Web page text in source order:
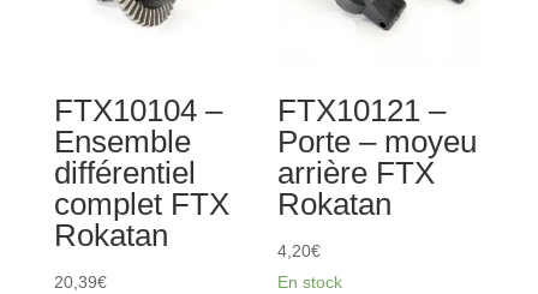
FTX10104 –
Ensemble
différentiel
complet FTX
Rokatan
20,39€
FTX10121 –
Porte – moyeu
arrière FTX
Rokatan
4,20€
En stock